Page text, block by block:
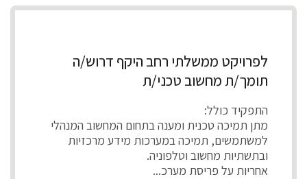
לפרויקט ממשלתי רחב היקף דרוש/ה
תומך/ת מחשוב טכני/ת
התפקיד כולל:
מתן תמיכה טכנית ומענה בתחום המחשוב המנהלי
למשתמשים, תמיכה במערכות מידע מרכזיות
ובתשתיות מחשוב וטלפוניה.
אחריות על פריסת מערכ...